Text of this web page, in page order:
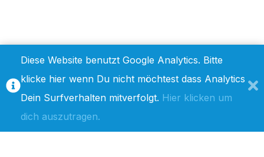
Diese Website benutzt Google Analytics. Bitte
klicke hier wenn Du nicht möchtest dass Analytics
Dein Surfverhalten mitverfolgt. Hier klicken um
dich auszutragen.